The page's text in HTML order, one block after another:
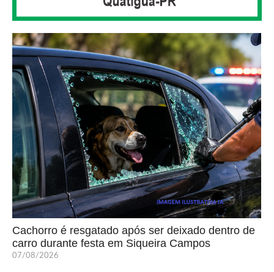
Cachorro é resgatado após ser deixado dentro de
carro durante festa em Siqueira Campos
07/08/2026